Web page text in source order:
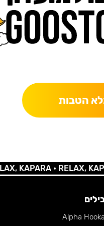
הטבות
•RELAX, KAPARA